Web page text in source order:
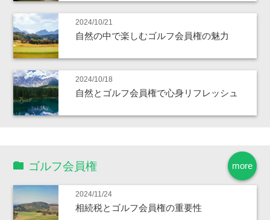
2024/10/21
自然の中で楽しむゴルフ会員権の魅力
2024/10/18
自然とゴルフ会員権で心身リフレッシュ
more
ゴルフ会員権
2024/11/24
相続税とゴルフ会員権の重要性